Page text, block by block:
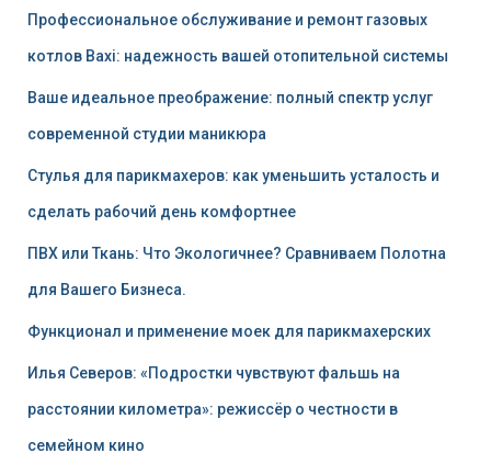
Профессиональное обслуживание и ремонт газовых
котлов Baxi: надежность вашей отопительной системы
Ваше идеальное преображение: полный спектр услуг
современной студии маникюра
Стулья для парикмахеров: как уменьшить усталость и
сделать рабочий день комфортнее
ПВХ или Ткань: Что Экологичнее? Сравниваем Полотна
для Вашего Бизнеса.
Функционал и применение моек для парикмахерских
Илья Северов: «Подростки чувствуют фальшь на
расстоянии километра»: режиссёр о честности в
семейном кино